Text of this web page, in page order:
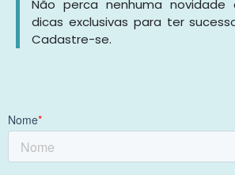
Não perca nenhuma
dicas exclusivas para ter
Cadastre-se.